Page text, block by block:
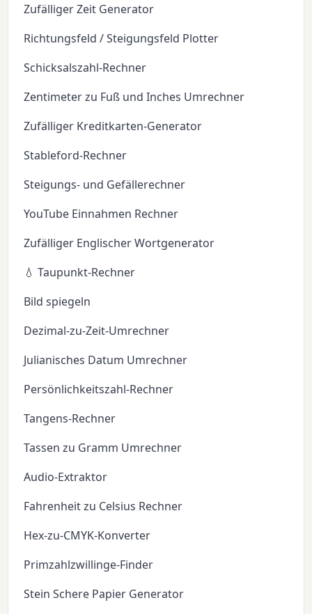
Zufälliger Zeit Generator
Richtungsfeld / Steigungsfeld Plotter
Schicksalszahl-Rechner
Zentimeter zu Fuß und Inches Umrechner
Zufälliger Kreditkarten-Generator
Stableford-Rechner
Steigungs- und Gefällerechner
YouTube Einnahmen Rechner
Zufälliger Englischer Wortgenerator
💧 Taupunkt-Rechner
Bild spiegeln
Dezimal-zu-Zeit-Umrechner
Julianisches Datum Umrechner
Persönlichkeitszahl-Rechner
Tangens-Rechner
Tassen zu Gramm Umrechner
Audio-Extraktor
Fahrenheit zu Celsius Rechner
Hex-zu-CMYK-Konverter
Primzahlzwillinge-Finder
Stein Schere Papier Generator